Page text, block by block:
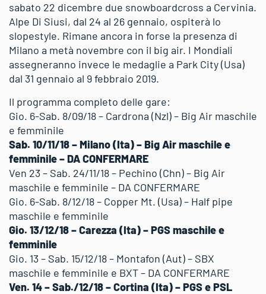
sabato 22 dicembre due snowboardcross a Cervinia.
Alpe Di Siusi, dal 24 al 26 gennaio, ospiterà lo
slopestyle. Rimane ancora in forse la presenza di
Milano a metà novembre con il big air. I Mondiali
assegneranno invece le medaglie a Park City (Usa)
dal 31 gennaio al 9 febbraio 2019.
Il programma completo delle gare:
Gio. 6-Sab. 8/09/18 – Cardrona (Nzl) – Big Air maschile
e femminile
Sab. 10/11/18 – Milano (Ita) – Big Air maschile e
femminile – DA CONFERMARE
Ven 23 – Sab. 24/11/18 – Pechino (Chn) – Big Air
maschile e femminile – DA CONFERMARE
Gio. 6-Sab. 8/12/18 – Copper Mt. (Usa) – Half pipe
maschile e femminile
Gio. 13/12/18 – Carezza (Ita) – PGS maschile e
femminile
Gio. 13 – Sab. 15/12/18 – Montafon (Aut) – SBX
maschile e femminile e BXT – DA CONFERMARE
Ven. 14 – Sab./12/18 – Cortina (Ita) – PGS e PSL